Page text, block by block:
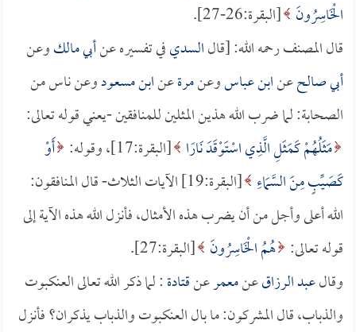
الْخَاسِرُونَ [البقرة:26-27].
قال المصنف رحمه الله: [قالالسديفي تفسيره عنأبي مالكوعن
أبي صالحعنابن عباسوعنمرةعنابن مسعودوعن ناس من
الصحابة: لما ضرب الله هذين المثلين للمنافقين -يعني قوله تعالى:
مَثَلُهُمْ كَمَثَلِ الَّذِي اسْتَوْقَدَ نَارًا [البقرة:17]، وقوله:
أَوْ
كَصَيِّبٍ مِنَ السَّمَاءِ
[البقرة:19] الآيات الثلاث- قال المنافقون:
الله أعلى وأجل من أن يضرب هذه الأمثال، فأنزل الله هذه الآية إلى
قوله تعالى: هُمُ الْخَاسِرُونَ [البقرة:27].
وقالعبد الرزاقعنمعمرعنقتادة: لما ذكر الله تعالى العنكبوت
والذباب، قال المشركون: ما بال العنكبوت والذباب يذكران؟ فأنزل